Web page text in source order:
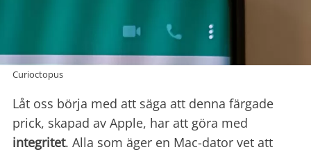
Curioctopus
Låt oss börja med att säga att denna färgade
prick, skapad av Apple, har att göra med
integritet. Alla som äger en Mac-dator vet att